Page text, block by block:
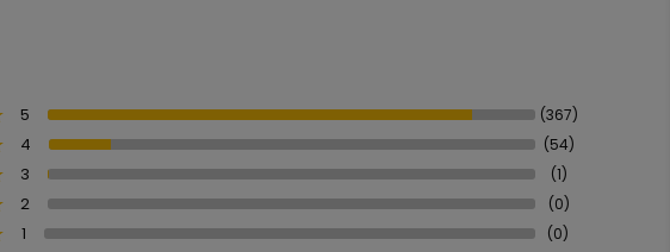
5 (367)
4 (54)
3 (1)
2 (0)
1 (0)